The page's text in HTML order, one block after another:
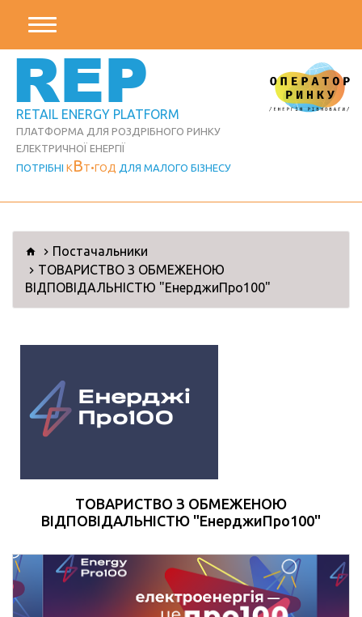
REP
RETAIL ENERGY PLATFORM
ПЛАТФОРМА ДЛЯ РОЗДРІБНОГО РИНКУ
ЕЛЕКТРИЧНОЇ ЕНЕРГІЇ
ПОТРІБНІ К ВТ ГОД ДЛЯ МАЛОГО БІЗНЕСУ
Постачальники
ТОВАРИСТВО З ОБМЕЖЕНОЮ
ВІДПОВІДАЛЬНІСТЮ "ЕнерджиПро100"
ТОВАРИСТВО З ОБМЕЖЕНОЮ
ВІДПОВІДАЛЬНІСТЮ "ЕнерджиПро100"